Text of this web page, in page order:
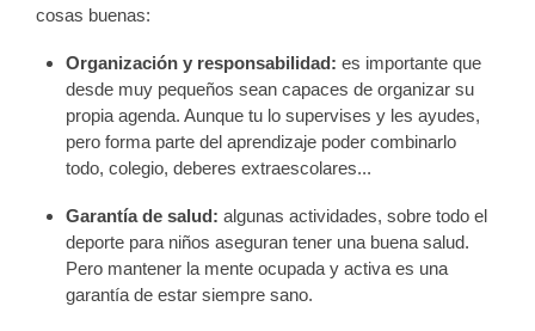
cosas buenas:
Organización y responsabilidad: es importante que
desde muy pequeños sean capaces de organizar su
propia agenda. Aunque tu lo supervises y les ayudes,
pero forma parte del aprendizaje poder combinarlo
todo, colegio, deberes extraescolares...
Garantía de salud: algunas actividades, sobre todo el
deporte para niños aseguran tener una buena salud.
Pero mantener la mente ocupada y activa es una
garantía de estar siempre sano.